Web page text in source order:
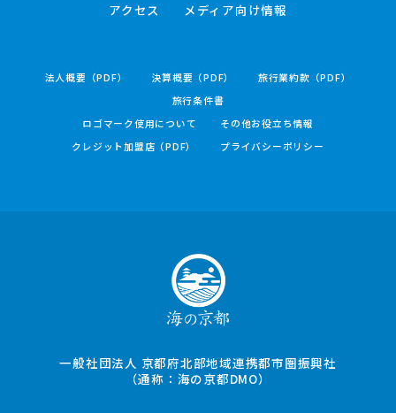
アクセス
メディア向け情報
法人概要（PDF） 決算概要（PDF）
旅行業約款（PDF）
旅行条件書
ロゴマーク使用について
その他お役立ち情報
クレジット加盟店（PDF）
プライバシーポリシー
一般社団法人 京都府北部地域連携都市圏振興社
（通称：海の京都DMO）